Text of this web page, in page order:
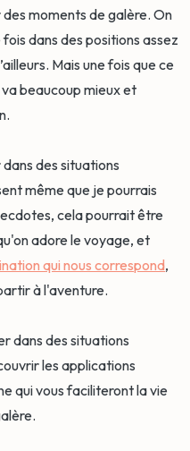
moments de galère. On
dans des positions assez
Mais une fois que ce
beaucoup mieux et
des situations
même que je pourrais
cela pourrait être
adore le voyage, et
qui nous correspond,
à l'aventure.
dans des situations
les applications
qui vous faciliteront la vie